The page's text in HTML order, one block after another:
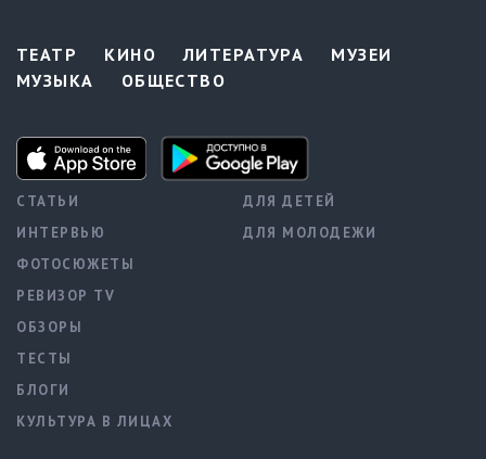
ТЕАТР КИНО ЛИТЕРАТУРА
МУЗЕИ
МУЗЫКА
ОБЩЕСТВО
СТАТЬИ
ИНТЕРВЬЮ
ФОТОСЮЖЕТЫ
РЕВИЗОР TV
ОБЗОРЫ
ТЕСТЫ
БЛОГИ
КУЛЬТУРА В ЛИЦАХ
ДЛЯ ДЕТЕЙ
ДЛЯ МОЛОДЕЖИ